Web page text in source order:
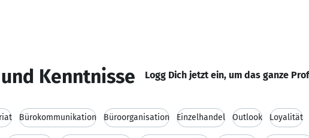
Kenntnisse Logg Dich jetzt ein, um das ganze
Bürokommunikation Büroorganisation Einzelhandel Outlook Loyalität